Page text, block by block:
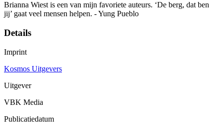
Brianna Wiest is een van mijn favoriete auteurs. ‘De berg, dat ben
jij’ gaat veel mensen helpen. - Yung Pueblo
Details
Imprint
Kosmos Uitgevers
Uitgever
VBK Media
Publicatiedatum